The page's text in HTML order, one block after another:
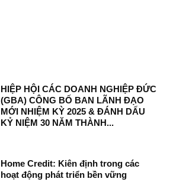
HIỆP HỘI CÁC DOANH NGHIỆP ĐỨC
(GBA) CÔNG BỐ BAN LÃNH ĐẠO
MỚI NHIỆM KỲ 2025 & ĐÁNH DẤU
KỶ NIỆM 30 NĂM THÀNH...
Home Credit: Kiên định trong các
hoạt động phát triển bền vững